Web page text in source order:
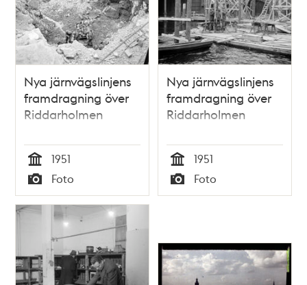
Nya järnvägslinjens
framdragning över
Riddarholmen
Tid
1951
Typ
Foto
Nya järnvägslinjens
framdragning över
Riddarholmen
Tid
1951
Typ
Foto